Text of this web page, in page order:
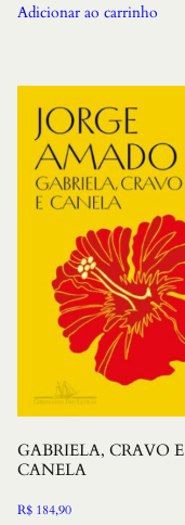
Adicionar ao carrinho
GABRIELA, CRAVO E
CANELA
R$ 184,90